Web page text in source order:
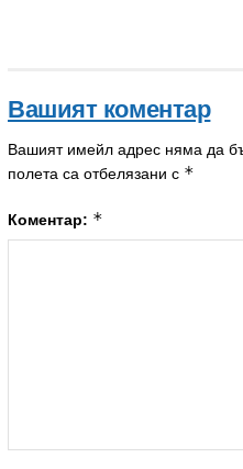
Вашият коментар
Вашият имейл адрес няма да
полета са отбелязани с *
Коментар: *